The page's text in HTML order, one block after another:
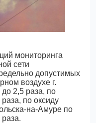
мониторинга
сети
допустимых
воздухе г.
2,5 раза, по
по оксиду
на-Амуре по